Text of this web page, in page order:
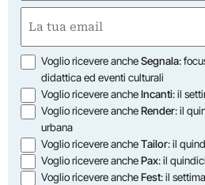
First
(Required)
Opzioni
Voglio ricevere ancheSegnala:
didattica ed eventi culturali
Voglio ricevere ancheIncanti: il
Voglio ricevere ancheRender: il
urbana
Voglio ricevere ancheTailor: il
Voglio ricevere anchePax: il
Voglio ricevere ancheFest: il